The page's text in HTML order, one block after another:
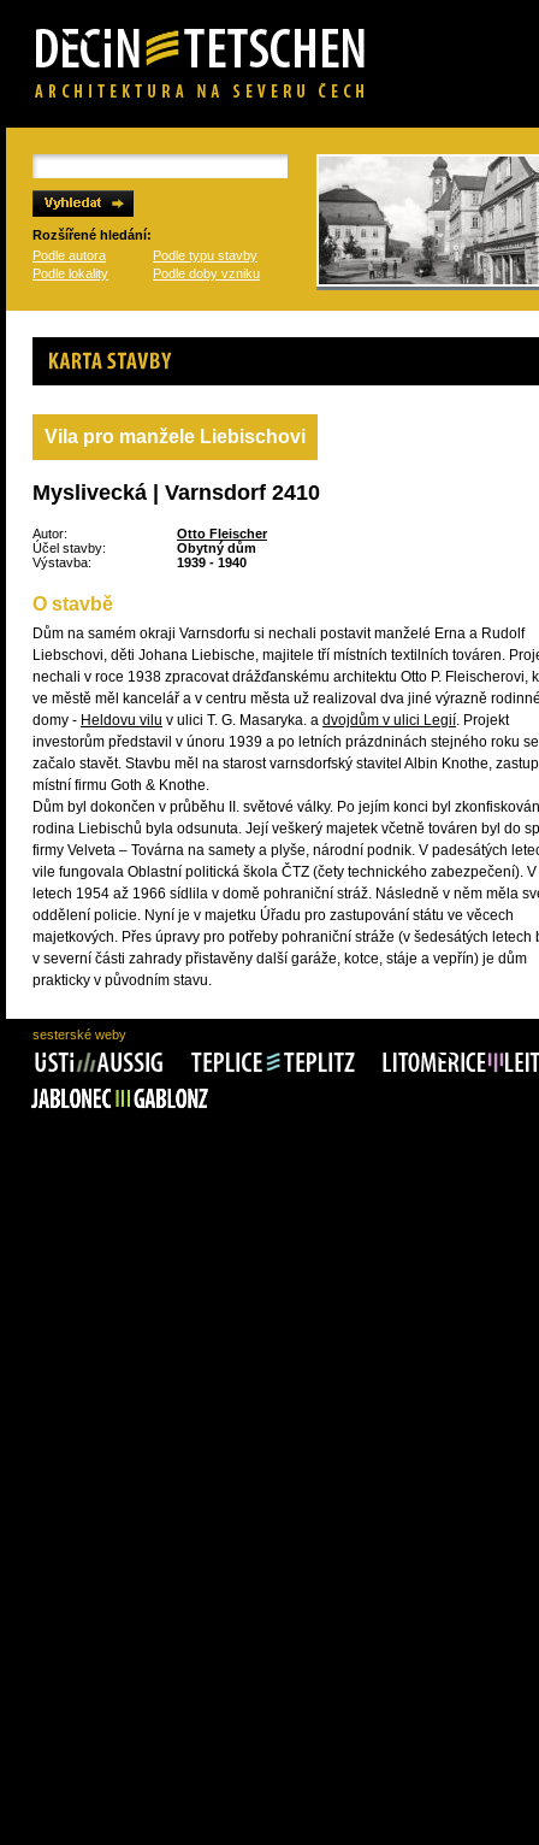
Rozšířené hledání:
Podle autora
Podle typu stavby
Podle lokality
Podle doby vzniku
Karta stavby
Vila pro manžele Liebischovi
Myslivecká | Varnsdorf 2410
Autor:
Otto Fleischer
Účel stavby:
Obytný dům
Výstavba:
1939 - 1940
O stavbě
Dům na samém okraji Varnsdorfu si nechali postavit manželé Erna a Rudolf
Liebschovi, děti Johana Liebische, majitele tří místních textilních továren.
nechali v roce 1938 zpracovat drážďanskému architektu Otto P. Fleischerovi,
ve městě měl kancelář a v centru města už realizoval dva jiné výrazně
domy - Heldovu vilu v ulici T. G. Masaryka. a dvojdům v ulici Legií. Projekt
investorům představil v únoru 1939 a po letních prázdninách stejného roku se
začalo stavět. Stavbu měl na starost varnsdorfský stavitel Albin Knothe,
místní firmu Goth & Knothe.
Dům byl dokončen v průběhu II. světové války. Po jejím konci byl
rodina Liebischů byla odsunuta. Její veškerý majetek včetně továren byl do
firmy Velveta – Továrna na samety a plyše, národní podnik. V padesátých
vile fungovala Oblastní politická škola ČTZ (čety technického zabezpečení). V
letech 1954 až 1966 sídlila v domě pohraniční stráž. Následně v něm měla
oddělení policie. Nyní je v majetku Úřadu pro zastupování státu ve věcech
majetkových. Přes úpravy pro potřeby pohraniční stráže (v šedesátých letech
v severní části zahrady přistavěny další garáže, kotce, stáje a vepřín) je dům
prakticky v původním stavu.
sesterské weby